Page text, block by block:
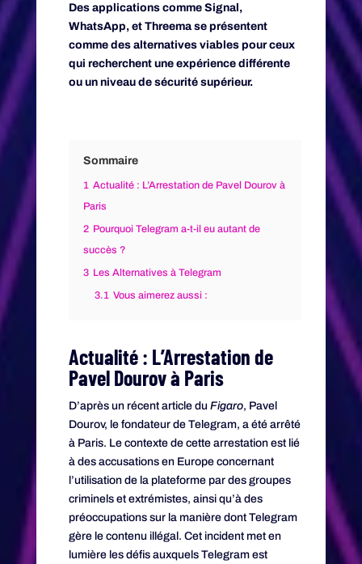
Des applications comme Signal,
WhatsApp, et Threema se présentent
comme des alternatives viables pour ceux
qui recherchent une expérience différente
ou un niveau de sécurité supérieur.
Sommaire
1 Actualité : L’Arrestation de Pavel Dourov à
Paris
2 Pourquoi Telegram a-t-il eu autant de
succès ?
3 Les Alternatives à Telegram
3.1 Vous aimerez aussi :
Actualité : L’Arrestation de
Pavel Dourov à Paris
D’après un récent article du Figaro, Pavel
Dourov, le fondateur de Telegram, a été arrêté
à Paris. Le contexte de cette arrestation est lié
à des accusations en Europe concernant
l’utilisation de la plateforme par des groupes
criminels et extrémistes, ainsi qu’à des
préoccupations sur la manière dont Telegram
gère le contenu illégal. Cet incident met en
lumière les défis auxquels Telegram est